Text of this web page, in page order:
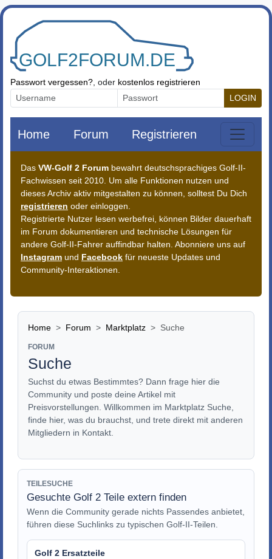
Zum Inhalt springen
Passwort vergessen? , oder kostenlos registrieren
LOGIN
Home Forum Registrieren
Das VW-Golf 2 Forum bewahrt deutschsprachiges Golf-II-
Fachwissen seit 2010. Um alle Funktionen nutzen und
dieses Archiv aktiv mitgestalten zu können, solltest Du Dich
registrieren oder einloggen.
Registrierte Nutzer lesen werbefrei, können Bilder dauerhaft
im Forum dokumentieren und technische Lösungen für
andere Golf-II-Fahrer auffindbar halten. Abonniere uns auf
Instagram und Facebook für neueste Updates und
Community-Interaktionen.
Home Forum Marktplatz Suche
FORUM
Suche
Suchst du etwas Bestimmtes? Dann frage hier die
Community und poste deine Artikel mit
Preisvorstellungen. Willkommen im Marktplatz Suche,
finde hier, was du brauchst, und trete direkt mit anderen
Mitgliedern in Kontakt.
TEILESUCHE
Gesuchte Golf 2 Teile extern finden
Wenn die Community gerade nichts Passendes anbietet,
führen diese Suchlinks zu typischen Golf-II-Teilen.
Golf 2 Ersatzteile